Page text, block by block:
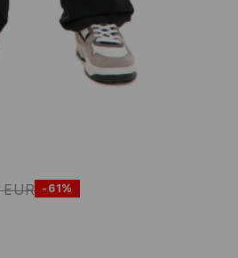
EUR -61%